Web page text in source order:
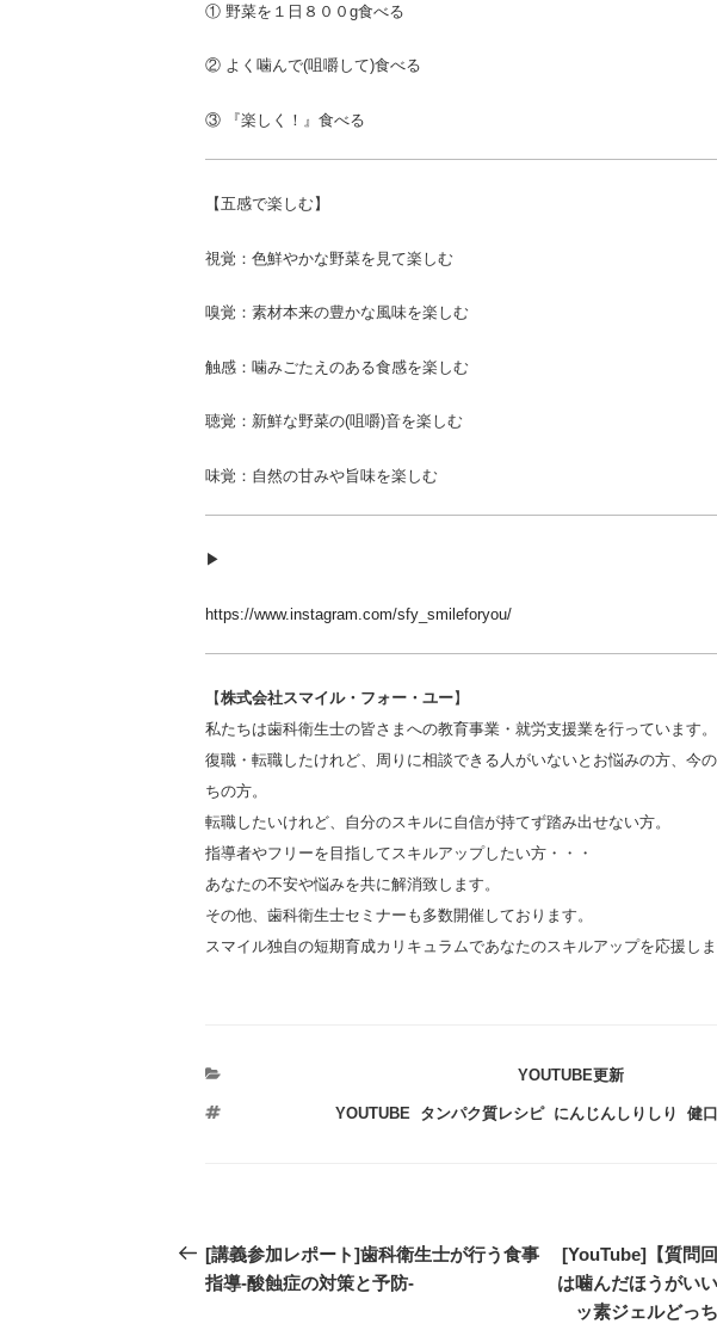
① 野菜を１日８００g食べる
② よく噛んで(咀嚼して)食べる
③ 『楽しく！』食べる
【五感で楽しむ】
視覚：色鮮やかな野菜を見て楽しむ
嗅覚：素材本来の豊かな風味を楽しむ
触感：噛みごたえのある食感を楽しむ
聴覚：新鮮な野菜の(咀嚼)音を楽しむ
味覚：自然の甘みや旨味を楽しむ
▶︎
https://www.instagram.com/sfy_smileforyou/
【株式会社スマイル・フォー・ユー】
私たちは歯科衛生士の皆さまへの教育事業・就労支援業を行っています。
復職・転職したけれど、周りに相談できる人がいないとお悩みの方、今
ちの方。
転職したいけれど、自分のスキルに自信が持てず踏み出せない方。
指導者やフリーを目指してスキルアップしたい方・・・
あなたの不安や悩みを共に解消致します。
その他、歯科衛生士セミナーも多数開催しております。
スマイル独自の短期育成カリキュラムであなたのスキルアップを応援しま
カ
ゴ
YOUTUBE更新
タ
YOUTUBE タンパク質レシピ, にんじんしりしり ,健
投
稿
過
去
[講義参加レポート]歯科衛生士が行う食事
指導-酸蝕症の対策と予防-
次
の
投
[YouTube]【質問
は噛んだほうがい
ッ素ジェルどっ